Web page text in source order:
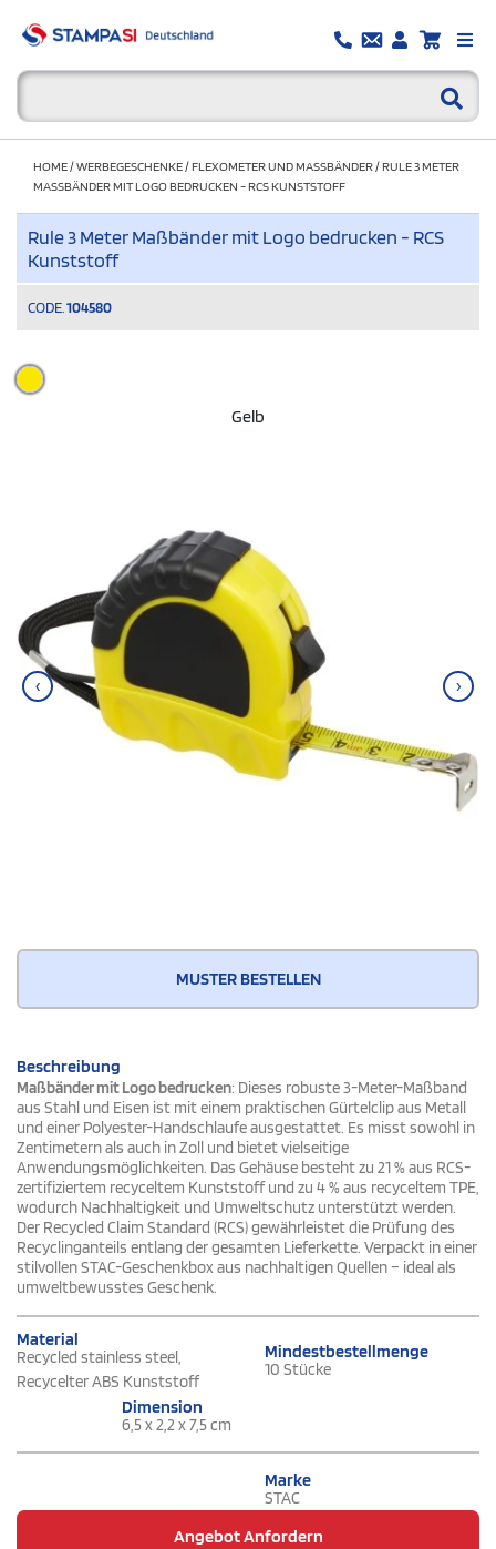
HOME/WERBEGESCHENKE/FLEXOMETER UND MASSBÄNDER /RULE 3 METER
MASSBÄNDER MIT LOGO BEDRUCKEN - RCS KUNSTSTOFF
Rule 3 Meter Maßbänder mit Logo bedrucken - RCS
Kunststoff
CODE. 104580
Gelb
‹ ›
MUSTER BESTELLEN
Beschreibung
Maßbänder mit Logo bedrucken: Dieses robuste 3-Meter-Maßband
aus Stahl und Eisen ist mit einem praktischen Gürtelclip aus Metall
und einer Polyester-Handschlaufe ausgestattet. Es misst sowohl in
Zentimetern als auch in Zoll und bietet vielseitige
Anwendungsmöglichkeiten. Das Gehäuse besteht zu 21 % aus RCS-
zertifiziertem recyceltem Kunststoff und zu 4 % aus recyceltem TPE,
wodurch Nachhaltigkeit und Umweltschutz unterstützt werden.
Der Recycled Claim Standard (RCS) gewährleistet die Prüfung des
Recyclinganteils entlang der gesamten Lieferkette. Verpackt in einer
stilvollen STAC-Geschenkbox aus nachhaltigen Quellen – ideal als
umweltbewusstes Geschenk.
Material
Recycled stainless steel,
Recycelter ABS Kunststoff
Mindestbestellmenge
10 Stücke
Dimension
6,5 x 2,2 x 7,5 cm
Marke
STAC
Angebot Anfordern